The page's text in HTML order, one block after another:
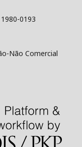
0193
Não Comercial